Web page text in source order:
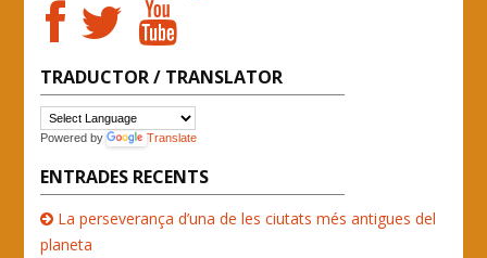
TRADUCTOR / TRANSLATOR
Powered by Translate
ENTRADES RECENTS
La perseverança d’una de les ciutats més antigues del
planeta